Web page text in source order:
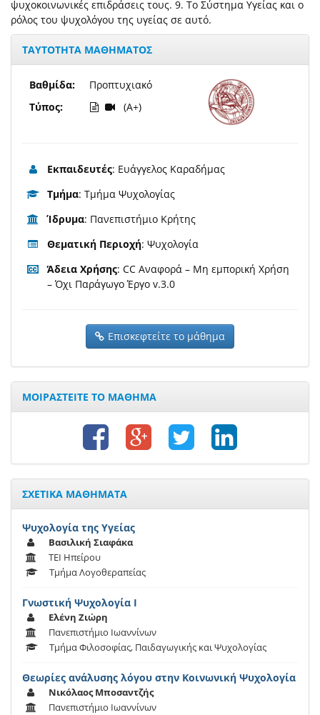
ψυχοκοινωνικές επιδράσεις τους. 9. Το Σύστημα Υγείας και ο
ρόλος του ψυχολόγου της υγείας σε αυτό.
ΤΑΥΤΟΤΗΤΑ ΜΑΘΗΜΑΤΟΣ
Βαθμίδα:
Τύπος:
Προπτυχιακό
(A+)
Εκπαιδευτές: Ευάγγελος Καραδήμας
Τμήμα: Τμήμα Ψυχολογίας
Ίδρυμα: Πανεπιστήμιο Κρήτης
Θεματική Περιοχή: Ψυχολογία
Άδεια Χρήσης: CC Αναφορά – Μη εμπορική Χρήση
– Όχι Παράγωγο Έργο v.3.0
Επισκεφτείτε το μάθημα
ΜΟΙΡΑΣΤΕΙΤΕ ΤΟ ΜΑΘΗΜΑ
ΣΧΕΤΙΚΑ ΜΑΘΗΜΑΤΑ
Ψυχολογία της Υγείας
Βασιλική Σιαφάκα
ΤΕΙ Ηπείρου
Τμήμα Λογοθεραπείας
Γνωστική Ψυχολογία Ι
Ελένη Ζιώρη
Πανεπιστήμιο Ιωαννίνων
Τμήμα Φιλοσοφίας, Παιδαγωγικής και Ψυχολογίας
Θεωρίες ανάλυσης λόγου στην Κοινωνική Ψυχολογία
Νικόλαος Μποσαντζής
Πανεπιστήμιο Ιωαννίνων